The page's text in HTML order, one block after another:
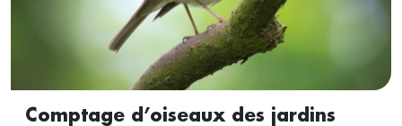
Comptage d’oiseaux des jardins